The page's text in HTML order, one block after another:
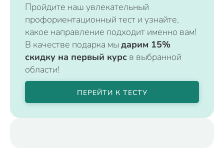
Пройдите наш увлекательный
профориентационный тест и узнайте,
какое направление подходит именно вам!
В качестве подарка мы дарим 15%
скидку на первый курс в выбранной
области!
ПЕРЕЙТИ К ТЕСТУ